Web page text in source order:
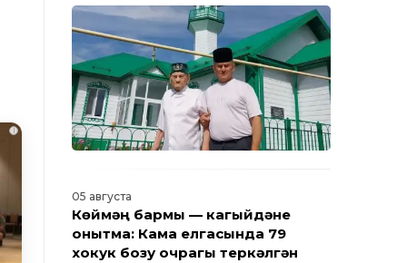
i
Барлык яңалыклар
05 августа
Көймәң бармы — кагыйдәне
онытма: Кама елгасында 79
хокук бозу очрагы теркәлгән